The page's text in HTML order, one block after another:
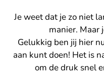
Je weet dat je zo niet
manier. Maar
Gelukkig ben jij hier
aan kunt doen! Het is
om de druk snel